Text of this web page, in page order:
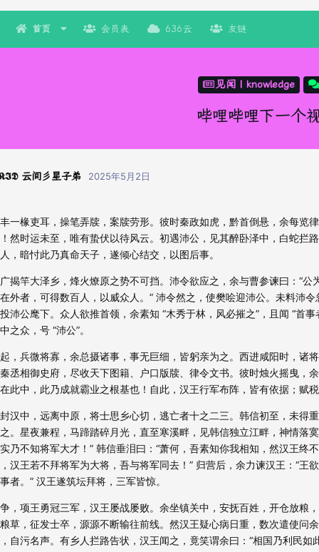
首页 会员表 636云 友链
见闻 | knowledge
哔哩哔哩下一个
云间彡星子弟 2025年5月2日
一椽吏耳，操笔弄牍，案牍劳形。彼时秦政如虎，黔首倒悬，余每览
然时运未至，唯有蛰伏以待风云。初遇沛公，见其醉卧泽中，白蛇拦
，暗忖此乃真命天子，遂倾心结交，以图后事。​
揭竿大泽乡，烽火燎原之势不可挡。沛令欲应之，余与曹参谏曰：“
外者，可得数百人，以威众人。” 沛令然之，使樊哙迎沛公。未料沛
沛公麾下。众人欲推首领，余素知 “木秀于林，风必摧之”，且闻 “首
之众，号 “沛公”。​
，兵微将寡，余总摄诸事，事无巨细，皆躬亲为之。西进咸阳时，诸
丞相御史府，尽收天下图籍、户口版牍、律令文书。彼时烛火摇曳，
此中，此乃成就霸业之根基也！自此，汉王行军布阵，皆有依据；赋税
汉中，远离中原，将士思乡心切，逃亡者十之二三。韩信初至，未得
。星夜兼程，马蹄踏碎月光，直至寒溪畔，见韩信独立江畔，神情落
乃不知将军大才！” 韩信垂泪曰：“萧何，吾素知你我相知，然汉王终
汉王若不拜将军为大将，吾与将军同去！” 归营后，余力谏汉王：“王
者。” 汉王遂筑坛拜将，三军皆惊。​
，项王勇冠三军，汉王屡战屡败。余坐镇关中，安抚百姓，开仓放粮
草，征发士卒，源源不断输往前线。然汉王疑心病日重，数次遣使问
自污名声。有乡人拦路告状，汉王闻之，竟笑谓余曰：“相国乃利民如